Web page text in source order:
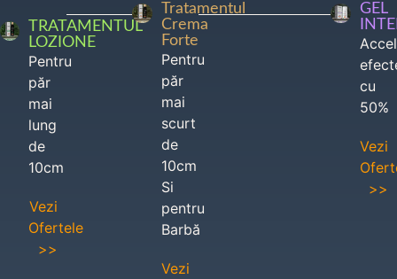
TRATAMENTUL
LOZIONE
Pentru
păr
mai
lung
de
10cm
Vezi
Ofertele
>>
Tratamentul
Crema
Forte
Pentru
păr
mai
scurt
de
10cm
Si
pentru
Barbă
Vezi
GEL
cu
50%
Vezi
>>